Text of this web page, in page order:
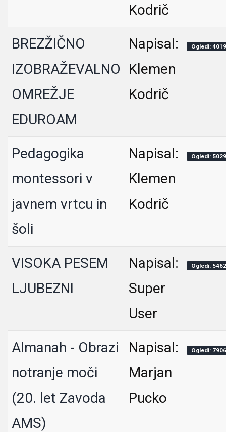
Kodrič
BREZŽIČNO
IZOBRAŽEVALNO
OMREŽJE
EDUROAM
Napisal:
Klemen
Kodrič
Ogledi: 4019
Pedagogika
montessori v
javnem vrtcu in
šoli
Napisal:
Klemen
Kodrič
Ogledi: 5029
VISOKA PESEM
LJUBEZNI
Napisal:
Super
User
Ogledi: 5462
Almanah - Obrazi
notranje moči
(20. let Zavoda
AMS)
Napisal:
Marjan
Pucko
Ogledi: 7906